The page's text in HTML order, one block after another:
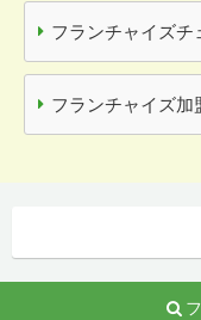
フランチャイズチ
フランチャイズ加